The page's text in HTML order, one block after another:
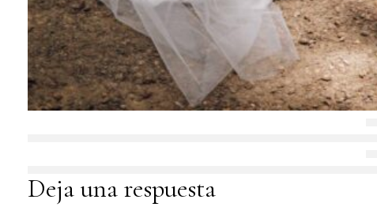
Deja una respuesta